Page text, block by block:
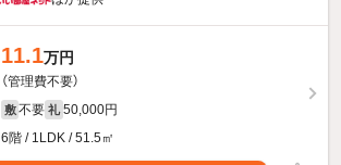
11.1万円
（管理費不要）
敷 不要 礼 50,000円
6階 / 1LDK / 51.5㎡